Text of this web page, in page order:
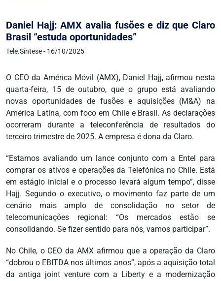
Daniel Hajj: AMX avalia fusões e diz que Claro
Brasil “estuda oportunidades”
Tele.Síntese - 16/10/2025
O CEO da América Móvil (AMX), Daniel Hajj, afirmou nesta
quarta-feira, 15 de outubro, que o grupo está avaliando
novas oportunidades de fusões e aquisições (M&A) na
América Latina, com foco em Chile e Brasil. As declarações
ocorreram durante a teleconferência de resultados do
terceiro trimestre de 2025. A empresa é dona da Claro.
“Estamos avaliando um lance conjunto com a Entel para
comprar os ativos e operações da Telefónica no Chile. Está
em estágio inicial e o processo levará algum tempo”, disse
Hajj. Segundo o executivo, o movimento faz parte de um
cenário mais amplo de consolidação no setor de
telecomunicações regional: “Os mercados estão se
consolidando. Se fizer sentido para nós, vamos participar”.
No Chile, o CEO da AMX afirmou que a operação da Claro
“dobrou o EBITDA nos últimos anos”, após a aquisição total
da antiga joint venture com a Liberty e a modernização